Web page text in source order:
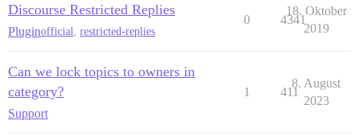
Discourse Restricted Replies
Pluginofficial, restricted-replies
0 4341
18. Oktober
2019
Can we lock topics to owners in
category?
Support
1 411
8. August
2023